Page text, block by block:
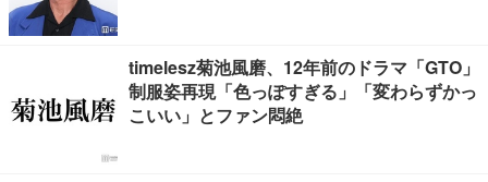
timelesz菊池風磨、12年前のドラマ「GTO」
制服姿再現「色っぽすぎる」「変わらずかっ
こいい」とファン悶絶